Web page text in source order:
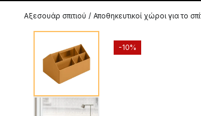
Αξεσουάρ σπιτιού / Αποθηκευτικοί χώροι για το
-10%